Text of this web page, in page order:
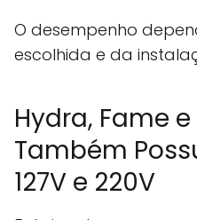
O desempenho
escolhida e da
Hydra, Fame
Também
127V e 220V